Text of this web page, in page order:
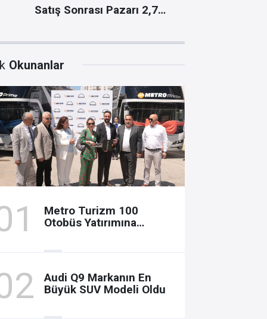
Satış Sonrası Pazarı 2,7
Okunanlar
Metro Turizm 100
Otobüs Yatırımına
Audi Q9 Markanın En
Büyük SUV Modeli Oldu